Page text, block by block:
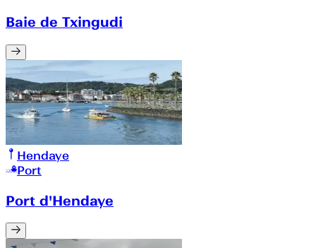
Baie de Txingudi
Hendaye
Port
Port d'Hendaye